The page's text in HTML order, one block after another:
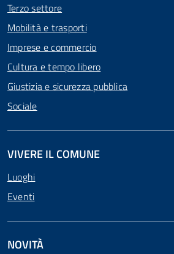
Terzo settore
Mobilità e trasporti
Imprese e commercio
Cultura e tempo libero
Giustizia e sicurezza pubblica
Sociale
VIVERE IL COMUNE
Luoghi
Eventi
NOVITÀ